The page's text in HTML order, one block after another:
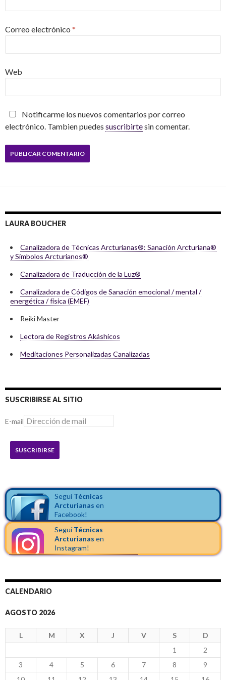
Correo electrónico *
Web
Notificarme los nuevos comentarios por correo
electrónico. Tambien puedes suscribirtesin comentar.
LAURA BOUCHER
Canalizadora de Técnicas Arcturianas®: Sanación Arcturiana®
y Símbolos Arcturianos®
Canalizadora de Traducción de la Luz®
Canalizadora de Códigos de Sanación emocional / mental /
energética / física (EMEF)
Reiki Master
Lectora de Registros Akáshicos
Meditaciones Personalizadas Canalizadas
SUSCRIBIRSE AL SITIO
E-mail
SUSCRIBIRSE
Seguí Técnicas
Arcturianas en
Facebook!
SeguíTécnicas
Arcturianas en
Instagram!
CALENDARIO
AGOSTO 2026
L M X J V S D
1
2
3
4 5 6 7 8
9